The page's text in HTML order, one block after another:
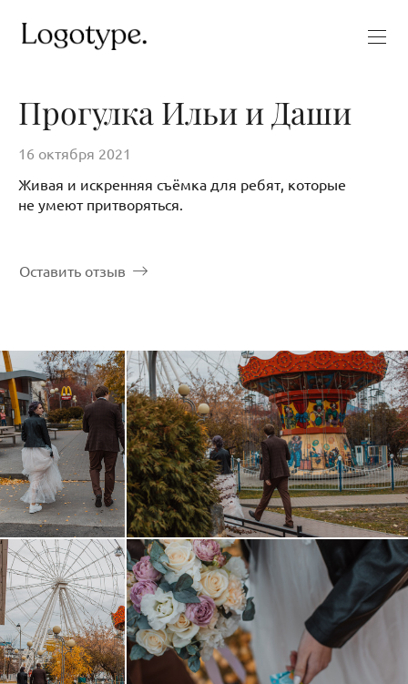
Прогулка Ильи и Даши
16 октября 2021
Живая и искренняя съёмка для ребят, которые
не умеют притворяться.
Оставить отзыв